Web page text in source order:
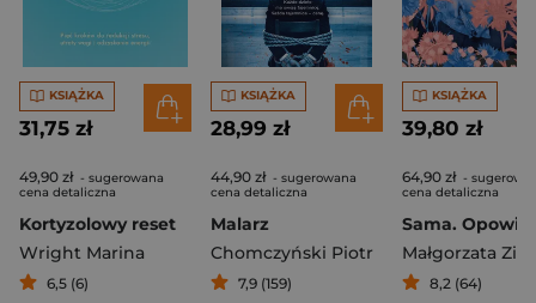
KSIĄŻKA
31,75 zł
49,90 zł - sugerowana
cena detaliczna
Kortyzolowy reset
Wright Marina
6,5 (6)
KSIĄŻKA
28,99 zł
44,90 zł - sugerowana
cena detaliczna
Malarz
Chomczyński Piotr
7,9 (159)
KSIĄŻKA
39,80 zł
64,90 zł -
cena detaliczna
8,2 (64)